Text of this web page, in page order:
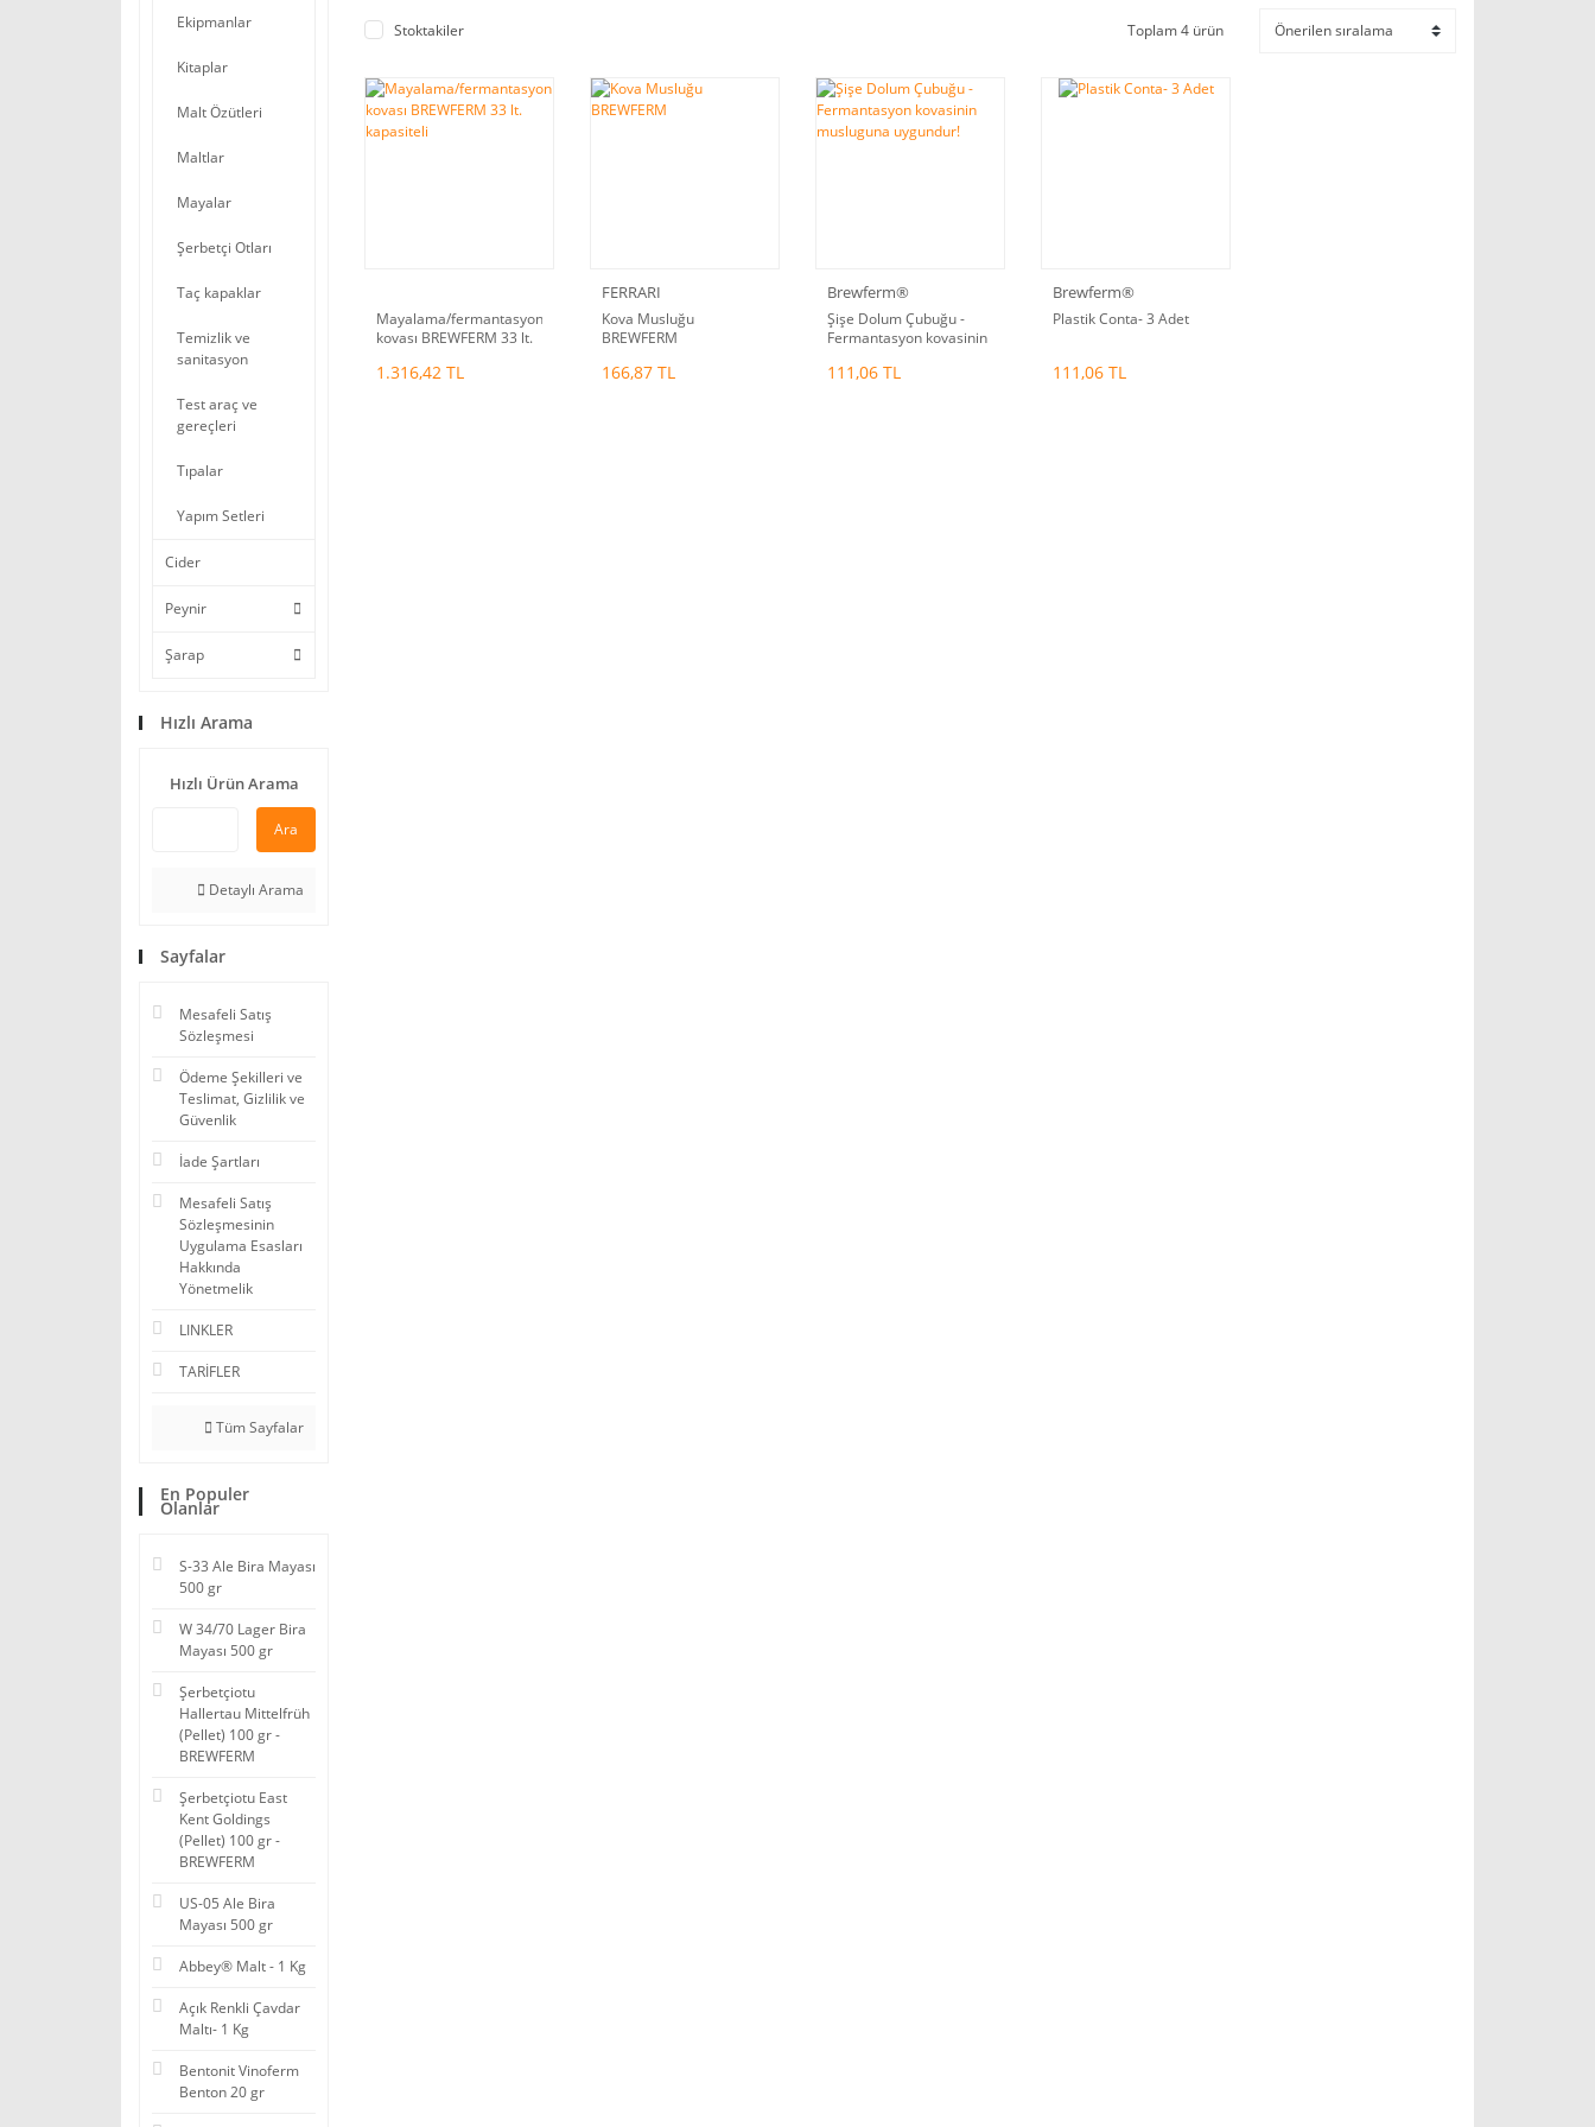
Ekipmanlar
Kitaplar
Malt Özütleri
Maltlar
Mayalar
Şerbetçi Otları
Taç kapaklar
Temizlik ve
sanitasyon
Test araç ve
gereçleri
Tıpalar
Yapım Setleri
Cider
Peynir
Şarap
Hızlı Arama
Hızlı Ürün Arama
Ara
Detaylı Arama
Sayfalar
Mesafeli Satış
Sözleşmesi
Ödeme Şekilleri ve
Teslimat, Gizlilik ve
Güvenlik
İade Şartları
Mesafeli Satış
Sözleşmesinin
Uygulama Esasları
Hakkında
Yönetmelik
LINKLER
TARİFLER
Tüm Sayfalar
En Populer
Olanlar
S-33 Ale Bira Mayası
500 gr
W 34/70 Lager Bira
Mayası 500 gr
Şerbetçiotu
Hallertau Mittelfrüh
(Pellet) 100 gr -
BREWFERM
Şerbetçiotu East
Kent Goldings
(Pellet) 100 gr -
BREWFERM
US-05 Ale Bira
Mayası 500 gr
Abbey® Malt - 1 Kg
Açık Renkli Çavdar
Maltı- 1 Kg
Bentonit Vinoferm
Benton 20 gr
Stoktakiler Toplam 4 ürün
Mayalama/fermantasyon
kovası BREWFERM 33 lt.
1.316,42 TL
FERRARI
Kova Musluğu
BREWFERM
166,87 TL
Brewferm®
Şişe Dolum Çubuğu -
Fermantasyon kovasinin
111,06 TL
Brewferm®
Plastik Conta- 3 Adet
111,06 TL